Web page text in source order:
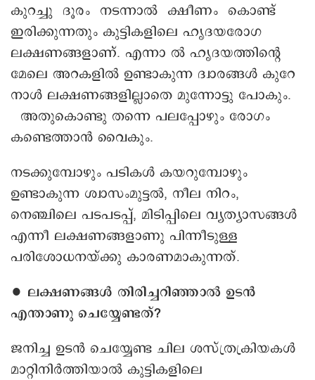
കുറച്ചു ദൂരം നടന്നാൽ ക്ഷീണം കൊണ്ട്
ഇരിക്കുന്നതും കുട്ടികളിലെ ഹൃദയരോഗ
ലക്ഷണങ്ങളാണ്. എന്നാ ൽ ഹൃദയത്തിന്റെ
മേലെ അറകളിൽ ഉണ്ടാകുന്ന ദ്വാരങ്ങൾ കുറേ
നാൾ ലക്ഷണങ്ങളില്ലാതെ മുന്നോട്ടു പോകും.
അതുകൊണ്ടു തന്നെ പലപ്പോഴും രോഗം
കണ്ടെത്താൻ വൈകും.
നടക്കുമ്പോഴും പടികൾ കയറുമ്പോഴും
ഉണ്ടാകുന്ന ശ്വാസംമുട്ടൽ, നീല നിറം,
നെഞ്ചിലെ പടപടപ്പ്, മിടിപ്പിലെ വ്യത്യാസങ്ങൾ
എന്നീ ലക്ഷണങ്ങളാണു പിന്നീടുള്ള
പരിശോധനയ്ക്കു കാരണമാകുന്നത്. ‌
∙ ലക്ഷണങ്ങൾ തിരിച്ചറിഞ്ഞാൽ ഉടൻ
എന്താണു ചെയ്യേണ്ടത്?
ജനിച്ച ഉടൻ ചെയ്യേണ്ട ചില ശസ്ത്രക്രിയകൾ
മാറ്റിനിർത്തിയാൽ കുട്ടികളിലെ